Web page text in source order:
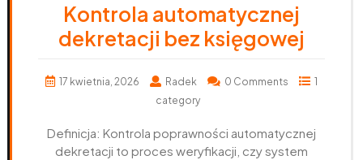
Kontrola automatycznej
dekretacji bez księgowej
17 kwietnia, 2026 Radek 0 Comments
1
category
Definicja: Kontrola poprawności automatycznej
dekretacji to proces weryfikacji, czy system